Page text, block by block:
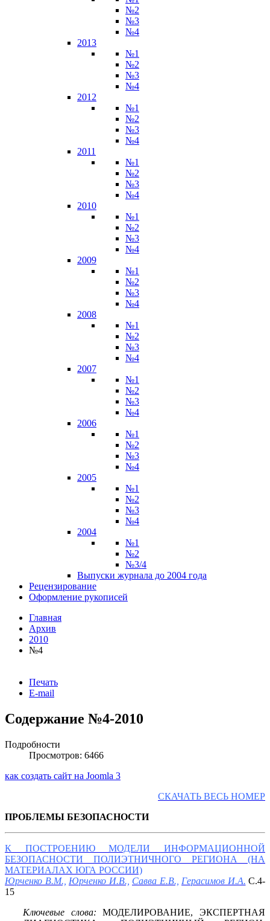
№2
№3
№4
2013
№1
№2
№3
№4
2012
№1
№2
№3
№4
2011
№1
№2
№3
№4
2010
№1
№2
№3
№4
2009
№1
№2
№3
№4
2008
№1
№2
№3
№4
2007
№1
№2
№3
№4
2006
№1
№2
№3
№4
2005
№1
№2
№3
№4
2004
№1
№2
№3/4
Выпуски журнала до 2004 года
Рецензирование
Оформление рукописей
Главная
Архив
2010
№4
Печать
E-mail
Содержание №4-2010
Подробности
Просмотров: 6466
как создать сайт на Joomla 3
СКАЧАТЬ ВЕСЬ НОМЕР
ПРОБЛЕМЫ БЕЗОПАСНОСТИ
К ПОСТРОЕНИЮ МОДЕЛИ ИНФОРМАЦИОННОЙ
БЕЗОПАСНОСТИ ПОЛИЭТНИЧНОГО РЕГИОНА (НА
МАТЕРИАЛАХ ЮГА РОССИИ)
Юрченко В.М., Юрченко И.В., Савва Е.В., Герасимов И.А. С.4-
15
Ключевые слова:МОДЕЛИРОВАНИЕ, ЭКСПЕРТНАЯ